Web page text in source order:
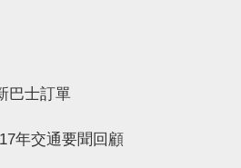
巴士訂單
年交通要聞回顧